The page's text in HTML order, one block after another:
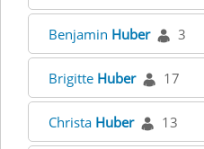
Benjamin Huber 3
Brigitte Huber 17
Christa Huber 13